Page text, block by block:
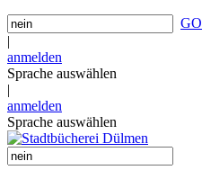
GO
|
anmelden
Sprache auswählen
|
anmelden
Sprache auswählen